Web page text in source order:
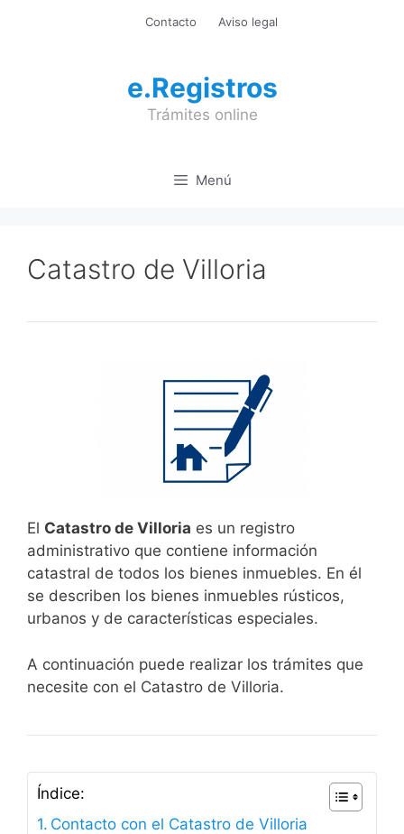
Contacto Aviso legal
e.Registros
Trámites online
Menú
Catastro de Villoria
El Catastro de Villoria es un registro
administrativo que contiene información
catastral de todos los bienes inmuebles. En él
se describen los bienes inmuebles rústicos,
urbanos y de características especiales.
A continuación puede realizar los trámites que
necesite con el Catastro de Villoria.
Índice:
Contacto con el Catastro de Villoria